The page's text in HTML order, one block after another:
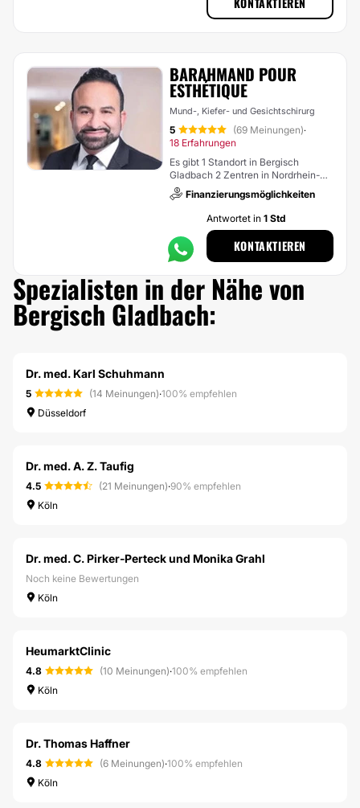
BARAHMAND POUR
ESTHÉTIQUE
Mund-, Kiefer- und Gesichtschirurg
5 (69 Meinungen)·
18 Erfahrungen
Es gibt 1 Standort in Bergisch
Gladbach 2 Zentren in Nordrhein-
Westfalen
Finanzierungsmöglichkeiten
Antwortet in 1 Std
KONTAKTIEREN
Spezialisten in der Nähe von
Bergisch Gladbach:
Dr. med. Karl Schuhmann
5 (14 Meinungen)·100% empfehlen
Düsseldorf
Dr. med. A. Z. Taufig
4.5 (21 Meinungen)·90% empfehlen
Köln
Dr. med. C. Pirker-Perteck und Monika Grahl
Noch keine Bewertungen
Köln
HeumarktClinic
4.8 (10 Meinungen)·100% empfehlen
Köln
Dr. Thomas Haffner
4.8 (6 Meinungen)·100% empfehlen
Köln